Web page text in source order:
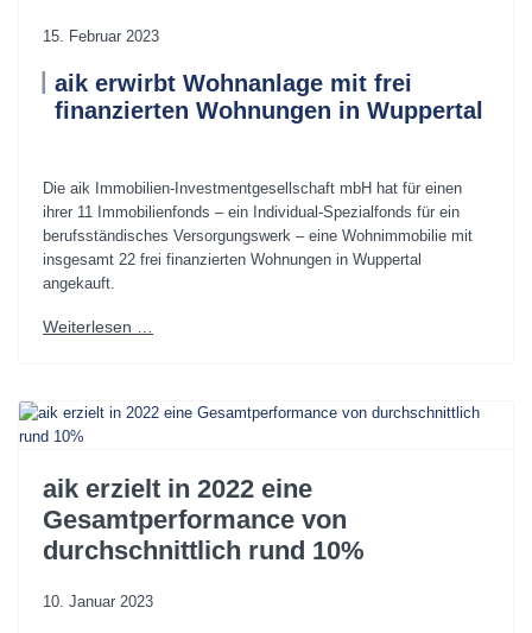
15. Februar 2023
aik erwirbt Wohnanlage mit frei
finanzierten Wohnungen in Wuppertal
Die aik Immobilien-Investmentgesellschaft mbH hat für einen
ihrer 11 Immobilienfonds – ein Individual-Spezialfonds für ein
berufsständisches Versorgungswerk – eine Wohnimmobilie mit
insgesamt 22 frei finanzierten Wohnungen in Wuppertal
angekauft.
Weiterlesen …
aik erzielt in 2022 eine
Gesamtperformance von
durchschnittlich rund 10%
10. Januar 2023